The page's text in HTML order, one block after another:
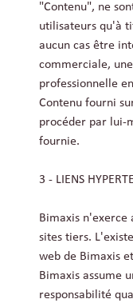
"Contenu", ne
utilisateurs qu'à
aucun cas être
commerciale,
professionnelle
Contenu fourni
procéder par lui-
fournie.
3 - LIENS
Bimaxis n'exerce
sites tiers.
web de Bimaxis
Bimaxis assume
responsabilité